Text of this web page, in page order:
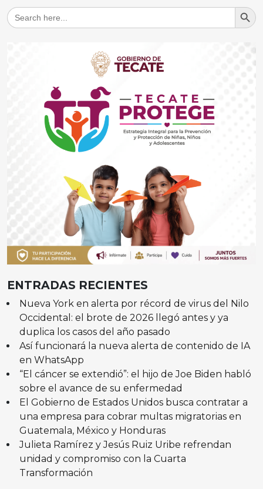
Search
for:
Search
ENTRADAS RECIENTES
Nueva York en alerta por récord de virus del Nilo
Occidental: el brote de 2026 llegó antes y ya
duplica los casos del año pasado
Así funcionará la nueva alerta de contenido de IA
en WhatsApp
“El cáncer se extendió”: el hijo de Joe Biden habló
sobre el avance de su enfermedad
El Gobierno de Estados Unidos busca contratar a
una empresa para cobrar multas migratorias en
Guatemala, México y Honduras
Julieta Ramírez y Jesús Ruiz Uribe refrendan
unidad y compromiso con la Cuarta
Transformación